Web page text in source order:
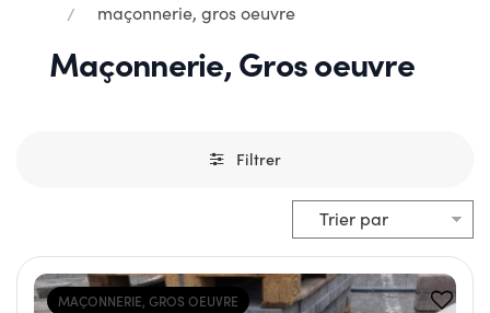
maçonnerie, gros oeuvre
Maçonnerie, Gros oeuvre
Filtrer
MAÇONNERIE, GROS OEUVRE